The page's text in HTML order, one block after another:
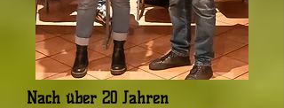
Nach über 20 Jahren